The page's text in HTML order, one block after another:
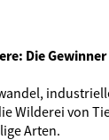
Die
Wilderei von
Arten.